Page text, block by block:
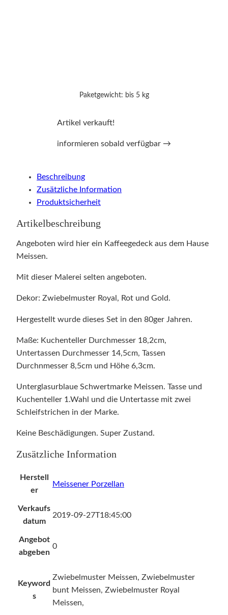
Paketgewicht: bis 5 kg
Artikel verkauft!
informieren sobald verfügbar →
Beschreibung
Zusätzliche Information
Produktsicherheit
Artikelbeschreibung
Angeboten wird hier ein Kaffeegedeck aus dem Hause
Meissen.
Mit dieser Malerei selten angeboten.
Dekor: Zwiebelmuster Royal, Rot und Gold.
Hergestellt wurde dieses Set in den 80ger Jahren.
Maße: Kuchenteller Durchmesser 18,2cm,
Untertassen Durchmesser 14,5cm, Tassen
Durchnmesser 8,5cm und Höhe 6,3cm.
Unterglasurblaue Schwertmarke Meissen. Tasse und
Kuchenteller 1.Wahl und die Untertasse mit zwei
Schleifstrichen in der Marke.
Keine Beschädigungen. Super Zustand.
Zusätzliche Information
Herstell
er
Meissener Porzellan
Verkaufs
datum
2019-09-27T18:45:00
Angebot
abgeben
0
Keyword
s
Zwiebelmuster Meissen, Zwiebelmuster
bunt Meissen, Zwiebelmuster Royal
Meissen,